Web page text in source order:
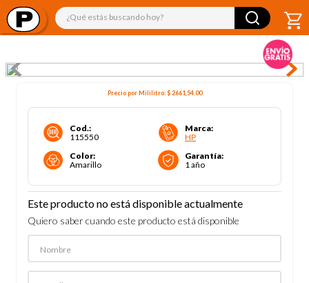
¿Qué estás buscando hoy?
Precio porMililitro:$ 2661,54.00
Cod.:
115550
Marca:
HP
Color:
Amarillo
Garantía:
1 año
Este producto no está disponible actualmente
Quiero saber cuando este producto está disponible